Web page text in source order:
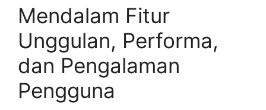
Mendalam Fitur
Unggulan, Performa,
dan Pengalaman
Pengguna